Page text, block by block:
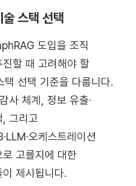
스택 선택
도입을 조직
할 때 고려해야 할
택 선택 기준을 다룹니다.
사 체계, 정보 유출·
, 그리고
오케스트레이션
고를지에 대한
제시됩니다.